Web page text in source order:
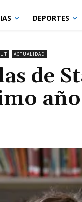
DEPORTES
ACTUALIDAD
de